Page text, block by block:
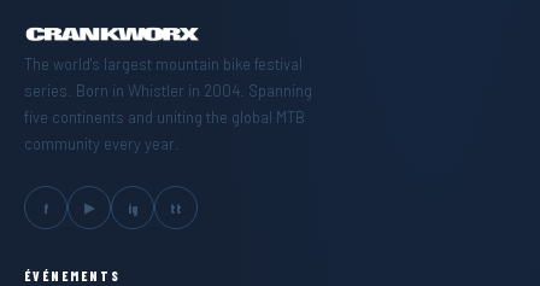
The world's largest mountain bike festival
series. Born in Whistler in 2004. Spanning
five continents and uniting the global MTB
community every year.
f ▶ ig tt
ÉVÉNEMENTS